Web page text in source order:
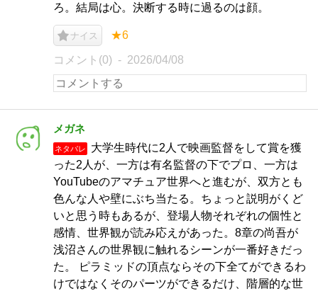
ろ。結局は心。決断する時に過るのは顔。
ナイス ★6
コメント(0) 2026/04/08
メガネ
ネタバレ
大学生時代に2人で映画監督をして賞を獲
った2人が、一方は有名監督の下でプロ、一方は
YouTubeのアマチュア世界へと進むが、双方とも
色んな人や壁にぶち当たる。ちょっと説明がくど
いと思う時もあるが、登場人物それぞれの個性と
感情、世界観が読み応えがあった。8章の尚吾が
浅沼さんの世界観に触れるシーンが一番好きだっ
た。 ピラミッドの頂点ならその下全てができるわ
けではなくそのパーツができるだけ、階層的な世